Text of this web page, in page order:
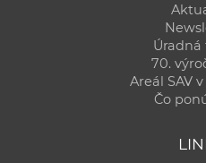
70.
Areál SAV
Čo